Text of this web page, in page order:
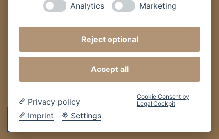
VR PLUS Altmark-Wendland eG
29439 Lüchow
Tel. 05841 970-2200
Analytics
Marketing
Reject optional
Accept all
Privacy policy
Imprint
Settings
Cookie Consent by
Legal Cockpit